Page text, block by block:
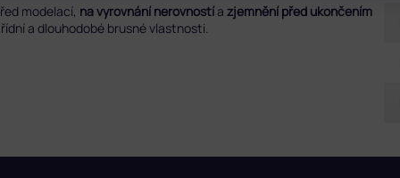
modelací, na vyrovnání nerovnostía zjemnění před ukončením
a dlouhodobé brusné vlastnosti.